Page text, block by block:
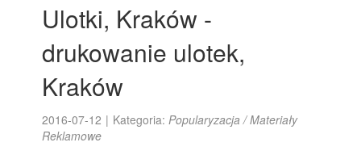
Ulotki, Kraków -
drukowanie ulotek,
Kraków
2016-07-12 | Kategoria:Popularyzacja / Materiały
Reklamowe